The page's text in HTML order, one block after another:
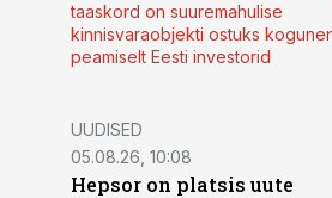
taaskord on suuremahulise
kinnisvaraobjekti ostuks
peamiselt Eesti investorid
UUDISED
05.08.26, 10:08
Hepsor on platsis uute